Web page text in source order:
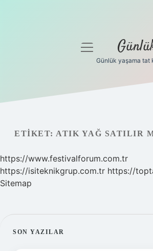
Gizlilik Politikası
menüyü
Günlük yaşama tat
ETIKET: ATIK YAĞ SATILIR
https://www.festivalforum.com.tr
https://isiteknikgrup.com.tr https://
Sitemap
SIDEBAR
SON YAZILAR